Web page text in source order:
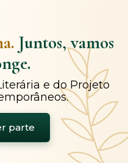
Juntos, vamos
e do Projeto
parte